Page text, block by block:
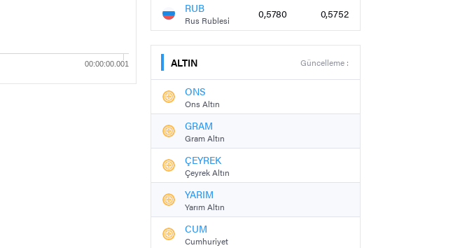
00:00:00.001
RUB
Rus Rublesi 0,5780 0,5752
ALTIN Güncelleme :
ONS
Ons Altın
GRAM
Gram Altın
ÇEYREK
Çeyrek Altın
YARIM
Yarım Altın
CUM
Cumhuriyet